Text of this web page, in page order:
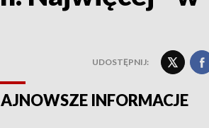
UDOSTĘPNIJ:
INFORMACJE